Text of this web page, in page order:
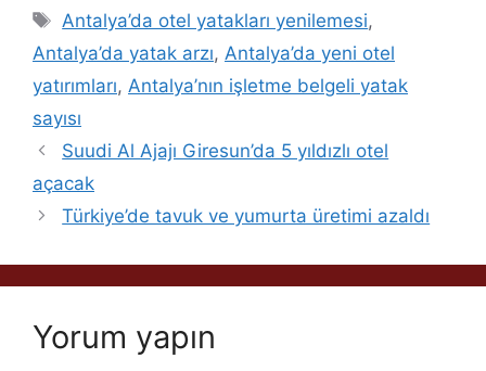
Etiketler
Antalya’da otel yatakları yenilemesi,
Antalya’da yatak arzı, Antalya’da yeni otel
yatırımları, Antalya’nın işletme belgeli yatak
sayısı
Suudi Al Ajajı Giresun’da 5 yıldızlı otel
açacak
Türkiye’de tavuk ve yumurta üretimi azaldı
Yorum yapın